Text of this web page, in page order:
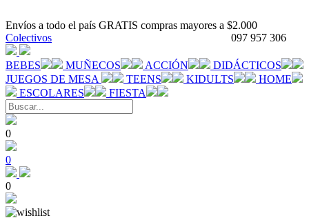
Envíos a todo el país GRATIS compras mayores a $2.000
097 957 306
Colectivos
BEBES MUÑECOS ACCIÓN
DIDÁCTICOS
JUEGOS DE MESA
TEENS KIDULTS
HOME
ESCOLARES
FIESTA
0
0
0